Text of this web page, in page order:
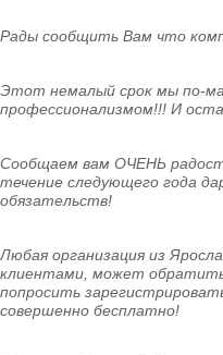
Рады сообщить Вам что
Этот немалый срок мы по-
профессионализмом!!! И
Сообщаем вам ОЧЕНЬ
течение следующего года
обязательств!
Любая организация из
клиентами, может
попросить
совершенно бесплатно!